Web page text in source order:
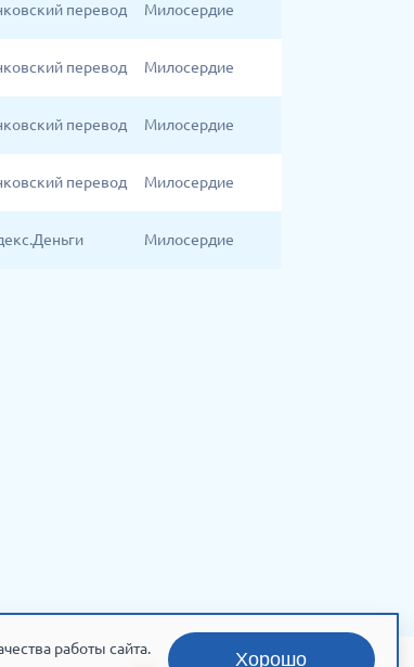
перевод Милосердие
перевод Милосердие
перевод Милосердие
перевод Милосердие
Милосердие
работы сайта.
Хорошо